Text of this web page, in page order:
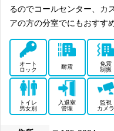
るのでコールセンター、カ
アの方の分室でにもおすす
オート
ロック
耐震
免震
制振
トイレ
男女別
入退室
管理
監視
カメラ